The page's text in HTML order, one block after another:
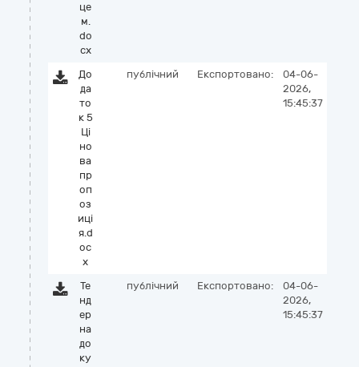
це
м.
do
cx
До
да
то
к 5
Ці
но
ва
пр
оп
оз
иці
я.d
oc
x
публічний Експортовано:
04-06-
2026,
15:45:37
Те
нд
ер
на
до
ку
публічний Експортовано:
04-06-
2026,
15:45:37